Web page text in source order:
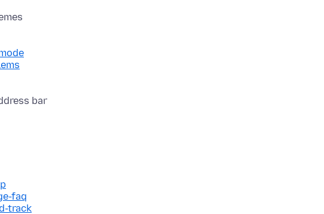
bar
faq
track